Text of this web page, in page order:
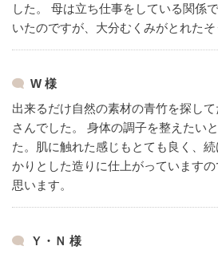
した。
母は立ち仕事をしている関係
いたのですが、大分むくみがとれたそ
W 様
出来るだけ自然の素材の青竹を探し
さんでした。
身体の調子を整えたい
た。肌に触れた感じもとても良く、続
かりとした造りに仕上がっています
思います。
Ｙ・Ｎ 様